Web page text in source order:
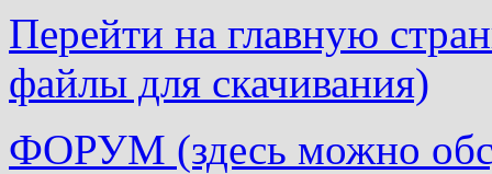
Перейти на главную
файлы для скачивания)
ФОРУМ (здесь можно